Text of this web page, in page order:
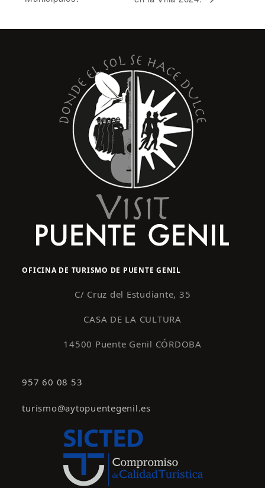
OFICINA DE TURISMO DE PUENTE GENIL
C/ Cruz del Estudiante, 35
CASA DE LA CULTURA
14500 Puente Genil CÓRDOBA
957 60 08 53
turismo@aytopuentegenil.es